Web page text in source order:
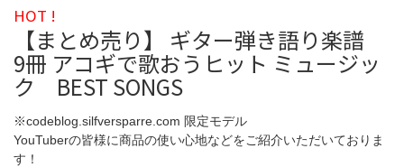
HOT !
【まとめ売り】 ギター弾き語り楽譜
9冊 アコギで歌おうヒット ミュージッ
ク BEST SONGS
※codeblog.silfversparre.com 限定モデル
YouTuberの皆様に商品の使い心地などをご紹介いただいておりま
す！